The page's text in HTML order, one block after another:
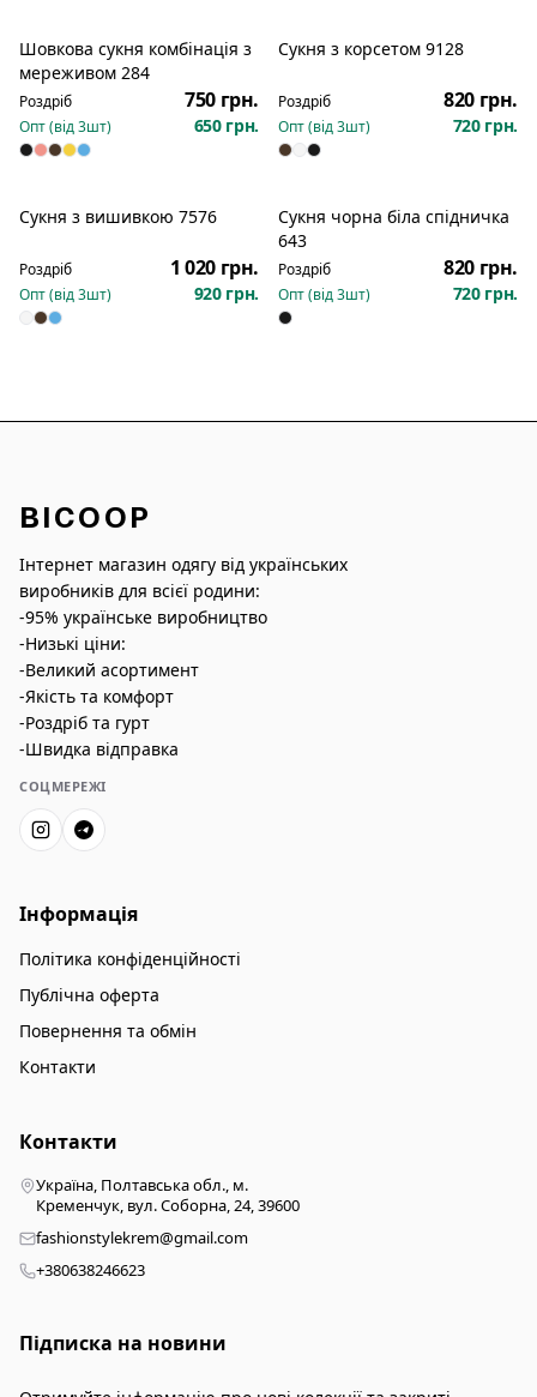
Шовкова сукня комбінація з
мереживом 284
Роздріб 750 грн.
Опт (від3шт) 650 грн.
Новинка
Сукня з корсетом 9128
Роздріб 820 грн.
Опт (від3шт) 720 грн.
Сукня з вишивкою 7576
Роздріб 1 020 грн.
Опт (від3шт) 920 грн.
Новинка
Сукня чорна біла спідничка
643
Роздріб 820 грн.
Опт (від3шт) 720 грн.
BICOOP
Інтернет магазин одягу від українських
виробників для всієї родини:
-95% українське виробництво
-Низькі ціни:
-Великий асортимент
-Якість та комфорт
-Роздріб та гурт
-Швидка відправка
СОЦМЕРЕЖІ
Інформація
Політика конфіденційності
Публічна оферта
Повернення та обмін
Контакти
Контакти
Україна, Полтавська обл., м.
Кременчук, вул. Соборна, 24, 39600
fashionstylekrem@gmail.com
+380638246623
Підписка на новини